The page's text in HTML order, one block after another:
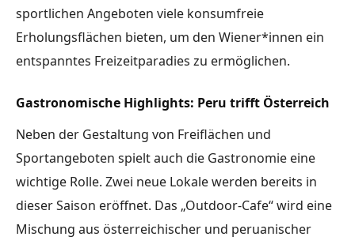
sportlichen Angeboten viele konsumfreie
Erholungsflächen bieten, um den Wiener*innen ein
entspanntes Freizeitparadies zu ermöglichen.
Gastronomische Highlights: Peru trifft Österreich
Neben der Gestaltung von Freiflächen und
Sportangeboten spielt auch die Gastronomie eine
wichtige Rolle. Zwei neue Lokale werden bereits in
dieser Saison eröffnet. Das „Outdoor-Cafe“ wird eine
Mischung aus österreichischer und peruanischer